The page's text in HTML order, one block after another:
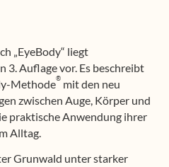
„EyeBody“ liegt
3. Auflage vor. Es beschreibt
Methode® mit den neu
zwischen Auge, Körper und
praktische Anwendung ihrer
Alltag.
Grunwald unter starker